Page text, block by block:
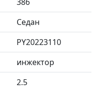
Седан
PY20223110
инжектор
2.5